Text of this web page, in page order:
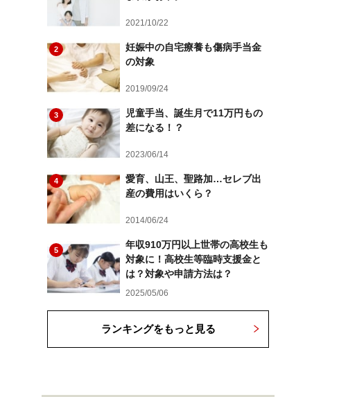
2021/10/22
2
妊娠中の自宅療養も傷病手当金
の対象
2019/09/24
3
児童手当、誕生月で11万円もの
差になる！？
2023/06/14
4
愛育、山王、聖路加…セレブ出
産の費用はいくら？
2014/06/24
5
年収910万円以上世帯の高校生も
対象に！高校生等臨時支援金と
は？対象や申請方法は？
2025/05/06
ランキングをもっと見る